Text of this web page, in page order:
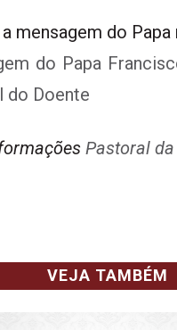
mensagem do Papa
do Papa
do Doente
Pastoral
VEJA TAMBÉM